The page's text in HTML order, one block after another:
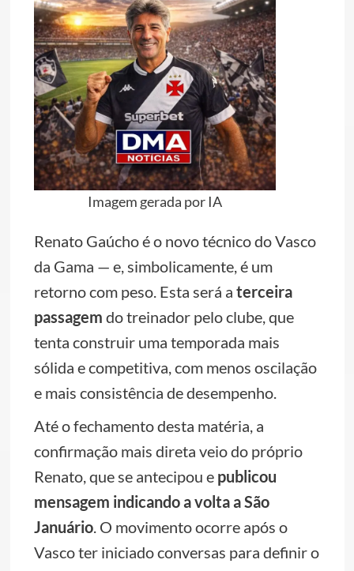
Imagem gerada por IA
Renato Gaúcho é o novo técnico do Vasco
da Gama — e, simbolicamente, é um
retorno com peso. Esta será a terceira
passagem do treinador pelo clube, que
tenta construir uma temporada mais
sólida e competitiva, com menos oscilação
e mais consistência de desempenho.
Até o fechamento desta matéria, a
confirmação mais direta veio do próprio
Renato, que se antecipou e publicou
mensagem indicando a volta a São
Januário. O movimento ocorre após o
Vasco ter iniciado conversas para definir o